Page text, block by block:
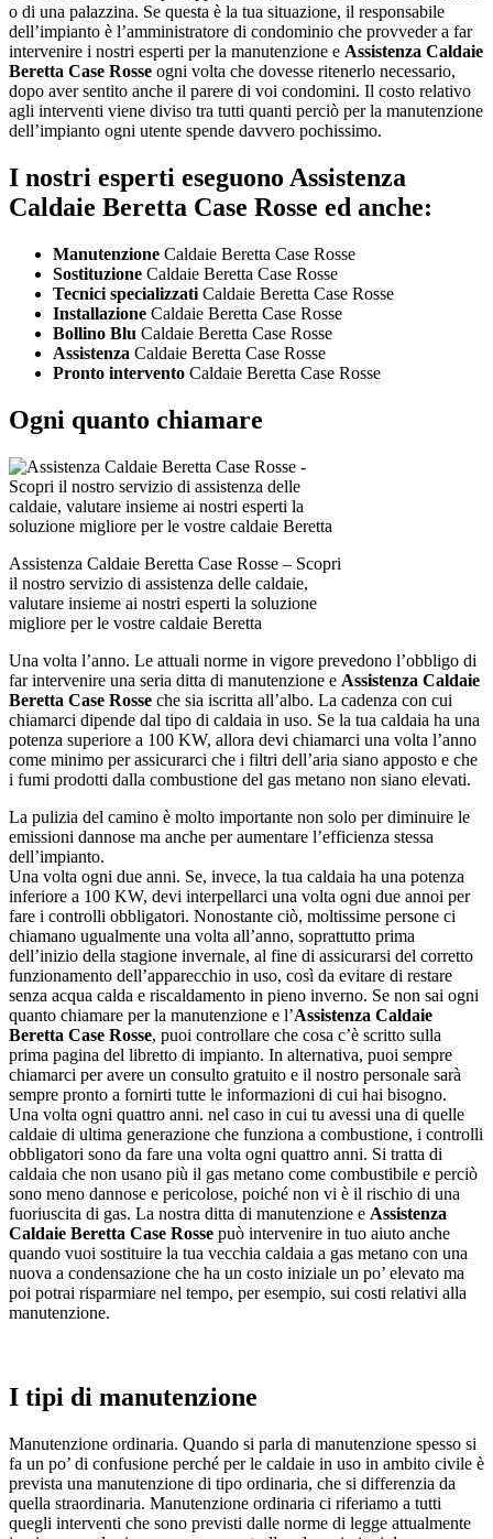
o di una palazzina. Se questa è la tua situazione, il responsabile
dell’impianto è l’amministratore di condominio che provveder a far
intervenire i nostri esperti per la manutenzione e Assistenza Caldaie
Beretta Case Rosse ogni volta che dovesse ritenerlo necessario,
dopo aver sentito anche il parere di voi condomini. Il costo relativo
agli interventi viene diviso tra tutti quanti perciò per la manutenzione
dell’impianto ogni utente spende davvero pochissimo.
I nostri esperti eseguono Assistenza
Caldaie Beretta Case Rosse ed anche:
Manutenzione Caldaie Beretta Case Rosse
Sostituzione Caldaie Beretta Case Rosse
Tecnici specializzati Caldaie Beretta Case Rosse
Installazione Caldaie Beretta Case Rosse
Bollino Blu Caldaie Beretta Case Rosse
Assistenza Caldaie Beretta Case Rosse
Pronto intervento Caldaie Beretta Case Rosse
Ogni quanto chiamare
Assistenza Caldaie Beretta Case Rosse – Scopri
il nostro servizio di assistenza delle caldaie,
valutare insieme ai nostri esperti la soluzione
migliore per le vostre caldaie Beretta
Una volta l’anno. Le attuali norme in vigore prevedono l’obbligo di
far intervenire una seria ditta di manutenzione e Assistenza Caldaie
Beretta Case Rosse che sia iscritta all’albo. La cadenza con cui
chiamarci dipende dal tipo di caldaia in uso. Se la tua caldaia ha una
potenza superiore a 100 KW, allora devi chiamarci una volta l’anno
come minimo per assicurarci che i filtri dell’aria siano apposto e che
i fumi prodotti dalla combustione del gas metano non siano elevati.
La pulizia del camino è molto importante non solo per diminuire le
emissioni dannose ma anche per aumentare l’efficienza stessa
dell’impianto.
Una volta ogni due anni. Se, invece, la tua caldaia ha una potenza
inferiore a 100 KW, devi interpellarci una volta ogni due annoi per
fare i controlli obbligatori. Nonostante ciò, moltissime persone ci
chiamano ugualmente una volta all’anno, soprattutto prima
dell’inizio della stagione invernale, al fine di assicurarsi del corretto
funzionamento dell’apparecchio in uso, così da evitare di restare
senza acqua calda e riscaldamento in pieno inverno. Se non sai ogni
quanto chiamare per la manutenzione e l’Assistenza Caldaie
Beretta Case Rosse, puoi controllare che cosa c’è scritto sulla
prima pagina del libretto di impianto. In alternativa, puoi sempre
chiamarci per avere un consulto gratuito e il nostro personale sarà
sempre pronto a fornirti tutte le informazioni di cui hai bisogno.
Una volta ogni quattro anni. nel caso in cui tu avessi una di quelle
caldaie di ultima generazione che funziona a combustione, i controlli
obbligatori sono da fare una volta ogni quattro anni. Si tratta di
caldaia che non usano più il gas metano come combustibile e perciò
sono meno dannose e pericolose, poiché non vi è il rischio di una
fuoriuscita di gas. La nostra ditta di manutenzione e Assistenza
Caldaie Beretta Case Rosse può intervenire in tuo aiuto anche
quando vuoi sostituire la tua vecchia caldaia a gas metano con una
nuova a condensazione che ha un costo iniziale un po’ elevato ma
poi potrai risparmiare nel tempo, per esempio, sui costi relativi alla
manutenzione.
I tipi di manutenzione
Manutenzione ordinaria. Quando si parla di manutenzione spesso si
fa un po’ di confusione perché per le caldaie in uso in ambito civile è
prevista una manutenzione di tipo ordinaria, che si differenzia da
quella straordinaria. Manutenzione ordinaria ci riferiamo a tutti
quegli interventi che sono previsti dalle norme di legge attualmente